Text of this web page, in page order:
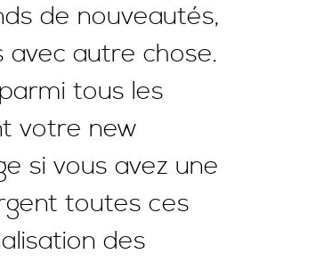
de nouveautés,
avec autre chose.
tous les
votre new
si vous avez une
toutes ces
des